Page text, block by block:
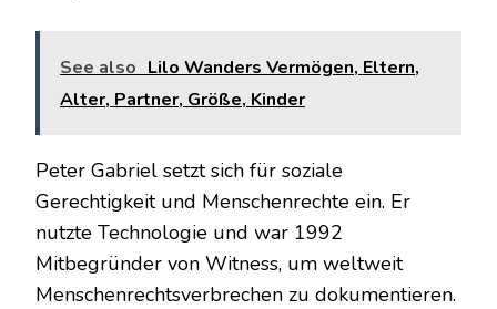
See also Lilo Wanders Vermögen, Eltern,
Alter, Partner, Größe, Kinder
Peter Gabriel setzt sich für soziale
Gerechtigkeit und Menschenrechte ein. Er
nutzte Technologie und war 1992
Mitbegründer von Witness, um weltweit
Menschenrechtsverbrechen zu dokumentieren.